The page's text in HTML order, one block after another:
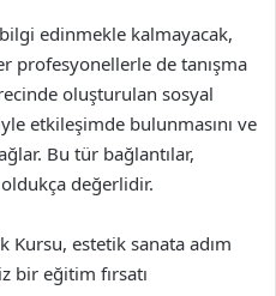
edinmekle kalmayacak,
profesyonellerle de tanışma
oluşturulan sosyal
etkileşimde bulunmasını ve
Bu tür bağlantılar,
değerlidir.
Kursu, estetik sanata adım
bir eğitim fırsatı